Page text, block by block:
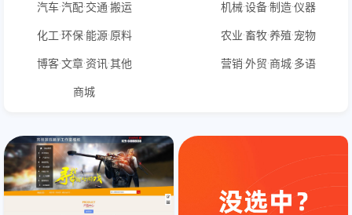
汽车·汽配·交通·搬运 机械·设备·制造·仪器
化工·环保·能源·原料 农业·畜牧·养殖·宠物
博客·文章·资讯·其他 营销·外贸·商城·多语
商城